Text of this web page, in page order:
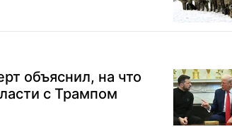
объяснил, на что
с Трампом